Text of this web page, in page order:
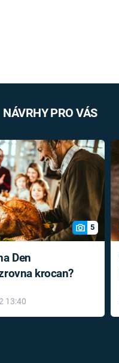
NÁVRHY PRO VÁS
5
Den
krocan?
13:40